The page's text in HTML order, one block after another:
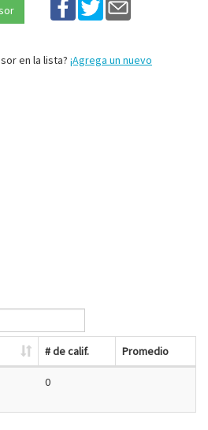
en la lista? ¡Agrega un nuevo
# de calif. Promedio
0